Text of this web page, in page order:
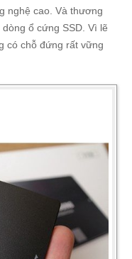
nghệ cao. Và thương
ổ cứng SSD. Vì lẽ
có chỗ đứng rất vững